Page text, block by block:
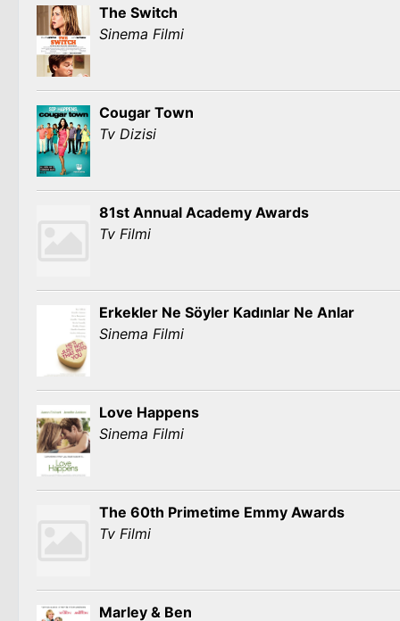
The Switch
Sinema Filmi
Cougar Town
Tv Dizisi
81st Annual Academy Awards
Tv Filmi
Erkekler Ne Söyler Kadınlar Ne Anlar
Sinema Filmi
Love Happens
Sinema Filmi
The 60th Primetime Emmy Awards
Tv Filmi
Marley & Ben